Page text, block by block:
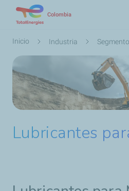
Colombia
Ruta
navegación
Inicio Industria
Lubricantes